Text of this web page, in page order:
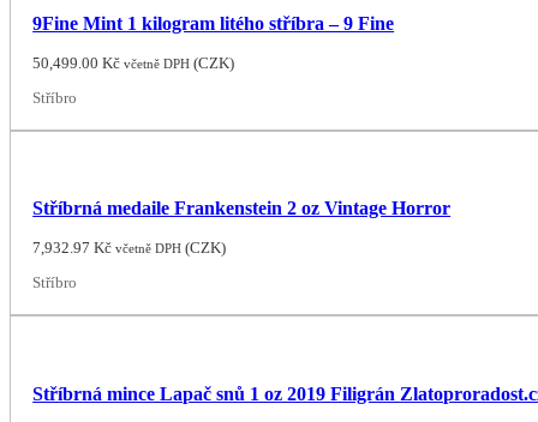
9Fine Mint 1 kilogram litého stříbra – 9 Fine
50,499.00Kč včetně DPH (CZK)
Stříbro
Stříbrná medaile Frankenstein 2 oz Vintage Horror
7,932.97Kč včetně DPH (CZK)
Stříbro
Stříbrná mince Lapač snů 1 oz 2019 Filigrán